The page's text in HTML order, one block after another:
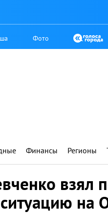
Фото
Финансы Регионы
взял
на